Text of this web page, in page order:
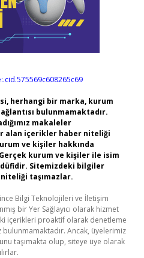
herhangi bir marka, kurum
bulunmamaktadır.
makaleler
alan içerikler haber niteliği
ve kişiler hakkında
kurum ve kişiler ile isim
Sitemizdeki bilgiler
taşımazlar.
Bilgi Teknolojileri ve İletişim
bir Yer Sağlayıcı olarak hizmet
içerikleri proaktif olarak denetleme
Ancak, üyelerimiz
taşımakta olup, siteye üye olarak